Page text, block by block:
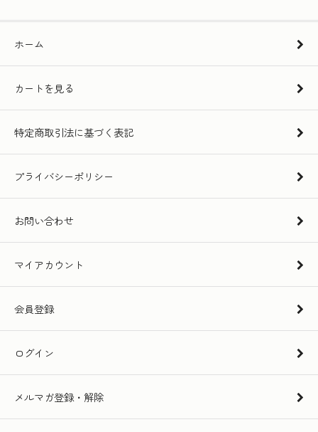
ホーム
カートを見る
特定商取引法に基づく表記
プライバシーポリシー
お問い合わせ
マイアカウント
会員登録
ログイン
メルマガ登録・解除